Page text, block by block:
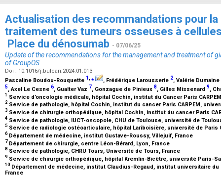
Actualisation des recommandations pour
traitement des tumeurs osseuses à
Place du dénosumab - 07/06/25
Update of the recommendations for the management and treatment of
of GroupOS
Doi : 10.1016/j.bulcan.2024.01.013
Pascaline Boudou-Rouquette 1,⁎ , Frédérique Larousserie 2, Valérie Dumaine
5, Axel Le Cesne 6, Gualter Vaz 7, Gonzague de Pinieux 8, Gilles Missenard 9,
1 Service d’oncologie médicale, hôpital Cochin, institut du Cancer Paris
2 Service de pathologie, hôpital Cochin, institut du cancer Paris CARPEM,
3 Service de chirurgie orthopédique, hôpital Cochin, institut du cancer Paris
4 Service de pathologie, IUCT-oncopole, CHU de Toulouse, université de
5 Service de radiologie ostéoarticulaire, hôpital Lariboisière, université de Paris
6Département de médecine, institut Gustave-Roussy, Villejuif, France
7 Département de chirurgie, centre Léon-Bérard, Lyon, France
8 Service de pathologie, CHRU Tours, Université de Tours, France
9 Service de chirurgie orthopédique, hôpital Kremlin-Bicêtre, université Paris-
10 Département de médecine, institut Claudius-Regaud, institut universitaire
France